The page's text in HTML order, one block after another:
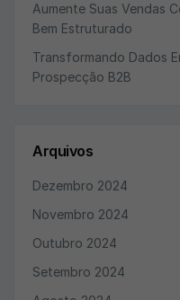
Aumente Suas Vendas
Bem Estruturado
Transformando Dados
Prospecção B2B
Arquivos
Dezembro 2024
Novembro 2024
Outubro 2024
Setembro 2024